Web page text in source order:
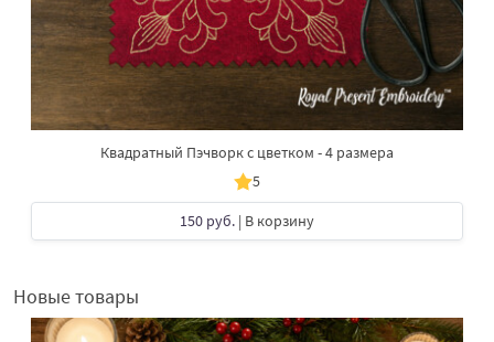
Квадратный Пэчворк с цветком - 4 размера
5
150 руб. | В корзину
Новые товары